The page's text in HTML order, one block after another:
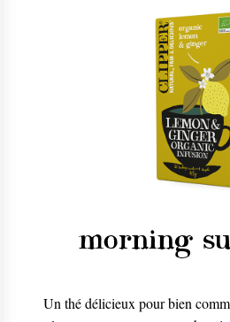
morning
Un thé délicieux pour bien